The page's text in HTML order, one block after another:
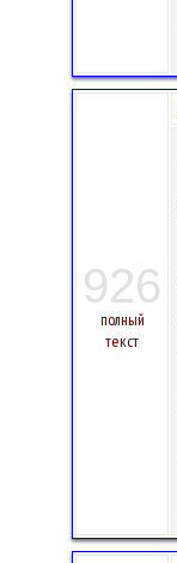
926
полный
текст